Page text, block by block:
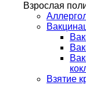
Взрослая
Взятие